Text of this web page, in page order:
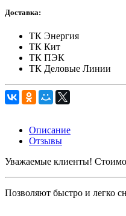
Доставка:
ТК Энергия
ТК Кит
ТК ПЭК
ТК Деловые Линии
Описание
Отзывы
Уважаемые клиенты!
Позволяют быстро и легко